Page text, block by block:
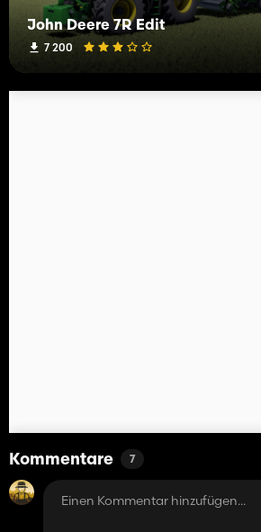
John Deere 7R Edit
7 200
Kommentare 7